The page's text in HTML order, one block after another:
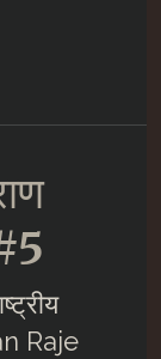
Raje